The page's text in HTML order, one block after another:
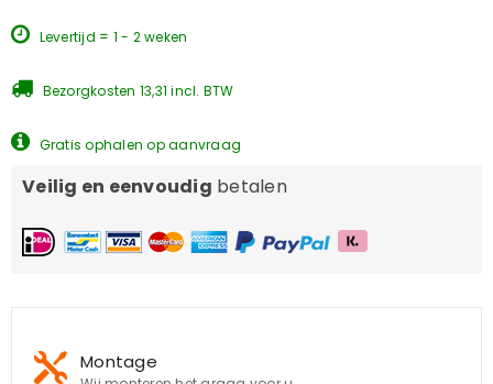
Levertijd = 1 - 2 weken
Bezorgkosten 13,31 incl. BTW
Gratis ophalen op aanvraag
Veilig en eenvoudig betalen
Montage